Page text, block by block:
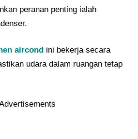
peranan penting ialah
aircond ini bekerja secara
udara dalam ruangan tetap